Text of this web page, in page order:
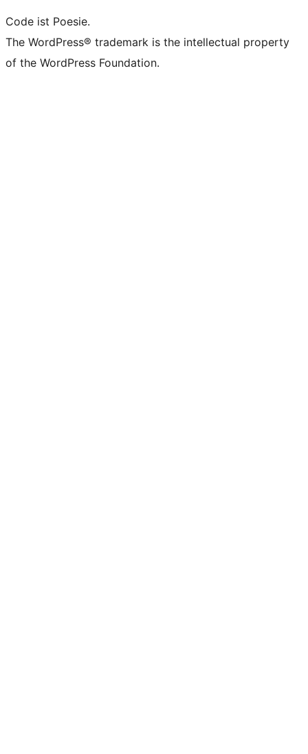
Code ist Poesie.
The WordPress® trademark is the intellectual property
of the WordPress Foundation.